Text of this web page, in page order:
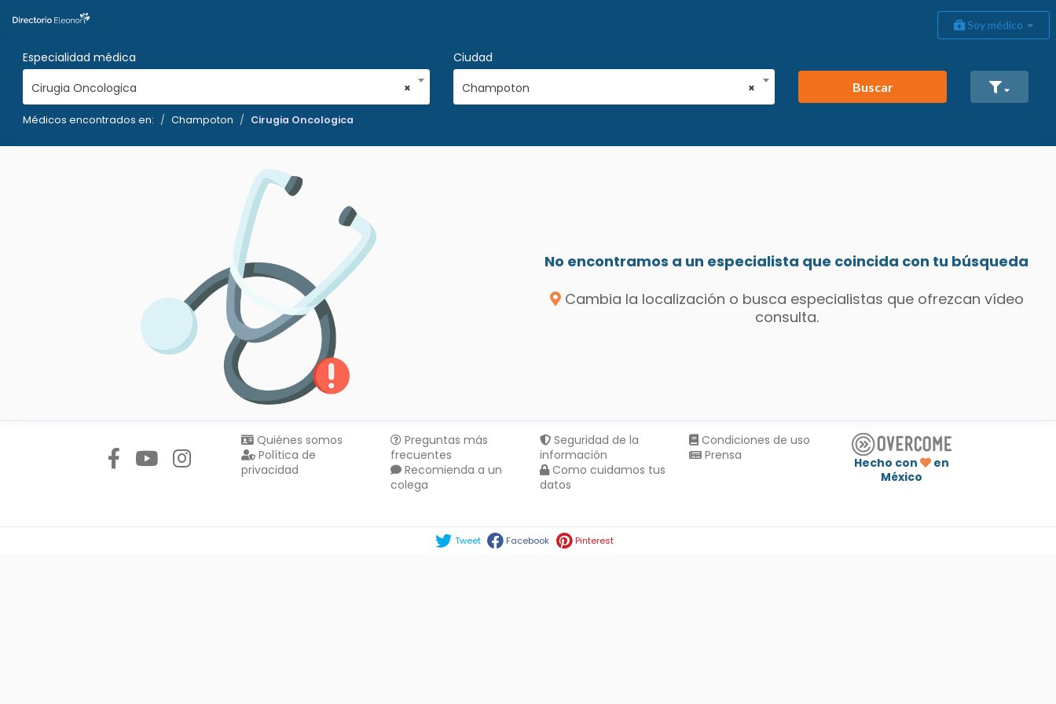
Soy médico
Especialidad médica
×
Cirugia Oncologica
Ciudad
×
Champoton Buscar
Médicos encontrados en: Champoton Cirugia Oncologica
No encontramos a un especialista que coincida con tu búsqueda
Cambia la localización o busca especialistas que ofrezcan vídeo
consulta.
Quiénes somos
Política de
privacidad
Preguntas más
frecuentes
Recomienda a un
colega
Seguridad de la
información
Como cuidamos tus
datos
Condiciones de uso
Prensa
Hecho con
en
México
Tweet Facebook Pinterest